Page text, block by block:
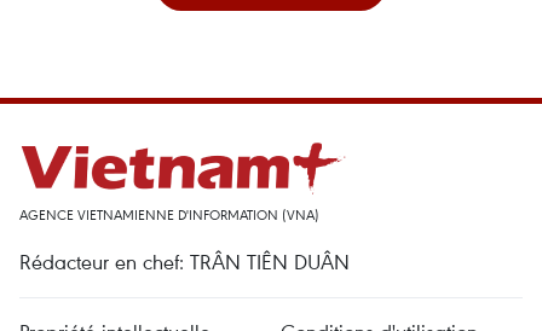
AGENCE VIETNAMIENNE D'INFORMATION (VNA)
Rédacteur en chef: TRÂN TIÊN DUÂN